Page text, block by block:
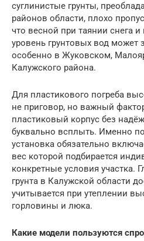
суглинистые грунты,
районов области, плохо
что весной при таянии снега
уровень грунтовых вод может
особенно в Жуковском,
Калужского района.
Для пластикового погреба
не приговор, но важный
пластиковый корпус без
буквально всплыть. Именно
установка обязательно
вес которой подбирается
конкретные условия участка.
грунта в Калужской области
учитывается при утеплении
горловины и люка.
Какие модели пользуются